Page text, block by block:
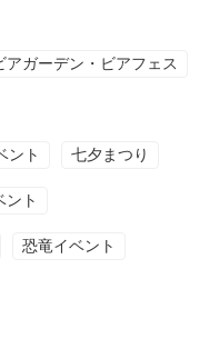
アガーデン・ビアフェス
ント 七夕まつり
ント
恐竜イベント